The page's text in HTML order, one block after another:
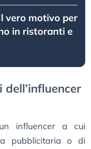
vero motivo per
in ristoranti e
influencer a cui
pubblicitaria o di